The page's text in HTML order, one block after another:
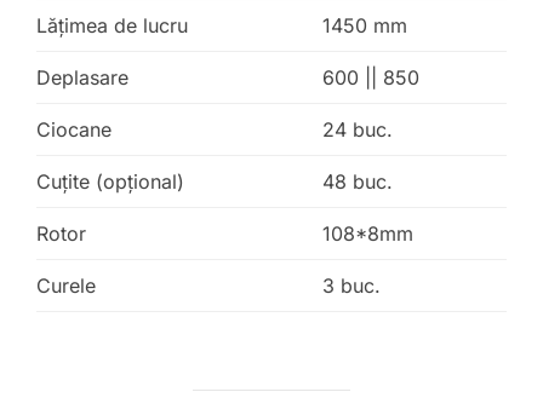
Lățimea de lucru 1450 mm
Deplasare 600 || 850
Ciocane 24 buc.
Cuțite (opțional) 48 buc.
Rotor 108*8mm
Curele 3 buc.